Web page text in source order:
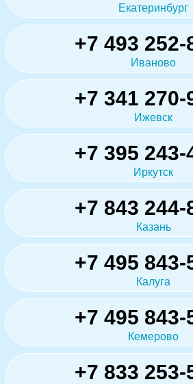
Екатеринбург
+7 493 252-
Иваново
+7 341 270-
Ижевск
+7 395 243-
Иркутск
+7 843 244-
Казань
+7 495 843-
Калуга
+7 495 843-
Кемерово
+7 833 253-